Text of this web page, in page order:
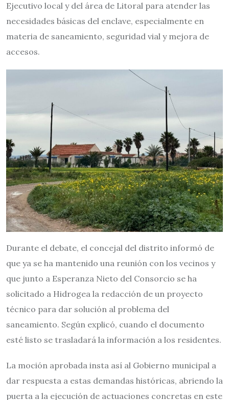
Ejecutivo local y del área de Litoral para atender las
necesidades básicas del enclave, especialmente en
materia de saneamiento, seguridad vial y mejora de
accesos.
Durante el debate, el concejal del distrito informó de
que ya se ha mantenido una reunión con los vecinos y
que junto a Esperanza Nieto del Consorcio se ha
solicitado a Hidrogea la redacción de un proyecto
técnico para dar solución al problema del
saneamiento. Según explicó, cuando el documento
esté listo se trasladará la información a los residentes.
La moción aprobada insta así al Gobierno municipal a
dar respuesta a estas demandas históricas, abriendo la
puerta a la ejecución de actuaciones concretas en este